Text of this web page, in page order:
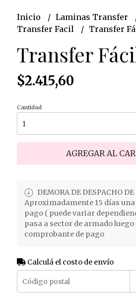
Inicio
Laminas Transfer
Transfer Facil
Transfer
Transfer
$2.415,60
Cantidad
AGREGAR AL
DEMORA DE DESPACHO
Aproximadamente 15 días una
pago ( puede variar
pasa a sector de armado luego
comprobante de pago
Calculá el costo de envío